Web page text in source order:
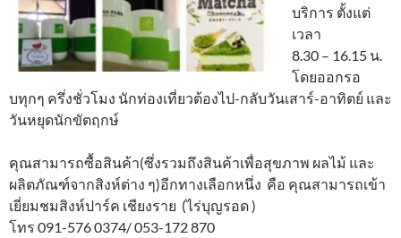
บริการ ตั้งแต่
เวลา
8.30 – 16.15 น.
โดยออกรอ
บทุกๆ ครึ่งชั่วโมง นักท่องเที่ยวต้องไป-กลับวันเสาร์-อาทิตย์ และ
วันหยุดนักขัตฤกษ์
คุณสามารถซื้อสินค้า(ซึ่งรวมถึงสินค้าเพื่อสุขภาพ ผลไม้ และ
ผลิตภัณฑ์จากสิงห์ต่าง ๆ)อีกทางเลือกหนึ่ง คือ คุณสามารถเข้า
เยี่ยมชมสิงห์ปาร์ค เชียงราย (ไร่บุญรอด )
โทร 091-576 0374/ 053-172 870